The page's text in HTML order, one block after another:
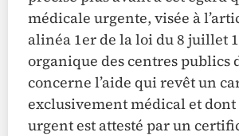
médicale urgente, visée à
alinéa 1er de la loi du 8 juillet
organique des centres publics
concerne l’aide qui revêt un
exclusivement médical et dont
urgent est attesté par un